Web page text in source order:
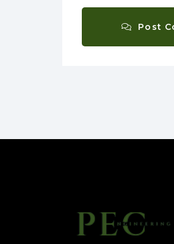
Post